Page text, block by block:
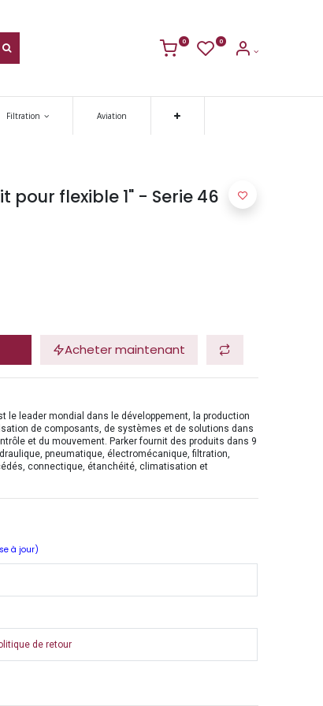
0 0
Filtration Aviation
pour flexible 1" - Serie 46
Acheter maintenant
le leader mondial dans le développement, la production
de composants, de systèmes et de solutions dans
et du mouvement. Parker fournit des produits dans 9
pneumatique, électromécanique, filtration,
connectique, étanchéité, climatisation et
à jour)
de retour